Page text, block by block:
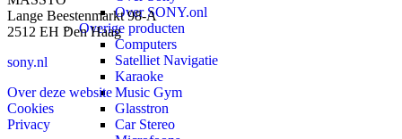
Lange Beestenmarkt 98-A
2512 EH Den Haag
sony.nl
Over deze website
Cookies
Privacy
Over SONY.onl
Overige producten
Computers
Satelliet Navigatie
Karaoke
Music Gym
Glasstron
Car Stereo